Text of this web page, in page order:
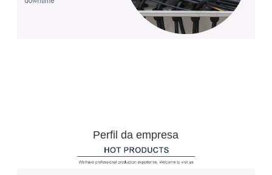
Perfil da empresa